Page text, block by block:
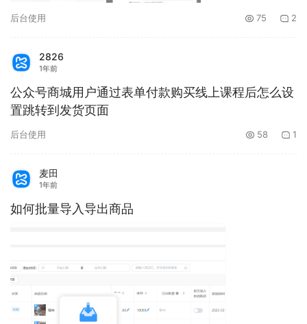
后台使用 75 2
2826
1年前
公众号商城用户通过表单付款购买线上课程后怎么设
置跳转到发货页面
后台使用 58 1
麦田
1年前
如何批量导入导出商品